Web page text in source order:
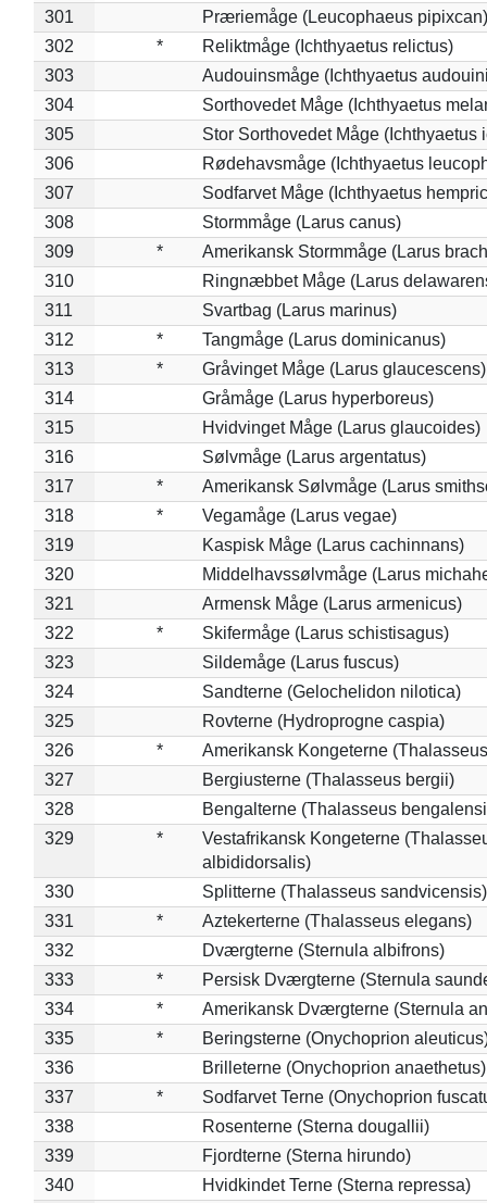
301
Præriemåge (Leucophaeus pipixcan)
302
*
Reliktmåge (Ichthyaetus relictus)
303
Audouinsmåge (Ichthyaetus
304
Sorthovedet Måge (Ichthyaetus
305
Stor Sorthovedet Måge (Ichthyaetus
306
Rødehavsmåge (Ichthyaetus
307
Sodfarvet Måge (Ichthyaetus
308
Stormmåge (Larus canus)
309
*
Amerikansk Stormmåge (Larus
310
Ringnæbbet Måge (Larus
311
Svartbag (Larus marinus)
312
*
Tangmåge (Larus dominicanus)
313
*
Gråvinget Måge (Larus glaucescens)
314
Gråmåge (Larus hyperboreus)
315
Hvidvinget Måge (Larus glaucoides)
316
Sølvmåge (Larus argentatus)
317
*
Amerikansk Sølvmåge (Larus
318
*
Vegamåge (Larus vegae)
319
Kaspisk Måge (Larus cachinnans)
320
Middelhavssølvmåge (Larus
321
Armensk Måge (Larus armenicus)
322
*
Skifermåge (Larus schistisagus)
323
Sildemåge (Larus fuscus)
324
Sandterne (Gelochelidon nilotica)
325
Rovterne (Hydroprogne caspia)
326
*
Amerikansk Kongeterne
327
Bergiusterne (Thalasseus bergii)
328
Bengalterne (Thalasseus
329
*
Vestafrikansk Kongeterne
albididorsalis)
330
Splitterne (Thalasseus sandvicensis)
331
*
Aztekerterne (Thalasseus elegans)
332
Dværgterne (Sternula albifrons)
333
*
Persisk Dværgterne (Sternula
334
*
Amerikansk Dværgterne (Sternula
335
*
Beringsterne (Onychoprion
336
Brilleterne (Onychoprion anaethetus)
337
*
Sodfarvet Terne (Onychoprion
338
Rosenterne (Sterna dougallii)
339
Fjordterne (Sterna hirundo)
340
Hvidkindet Terne (Sterna repressa)